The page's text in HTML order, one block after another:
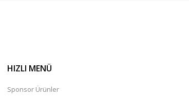
HIZLI MENÜ
Sponsor Ürünler